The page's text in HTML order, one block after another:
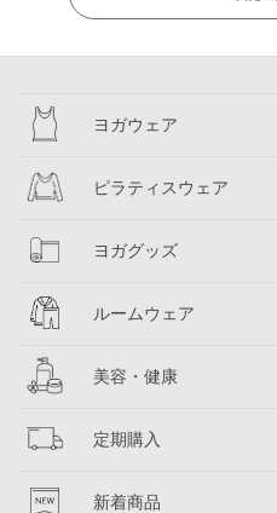
ヨガウェア
ピラティスウェア
ヨガグッズ
ルームウェア
美容・健康
定期購入
新着商品